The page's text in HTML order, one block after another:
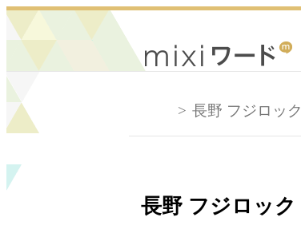
長野 フジロック
長野 フジロック